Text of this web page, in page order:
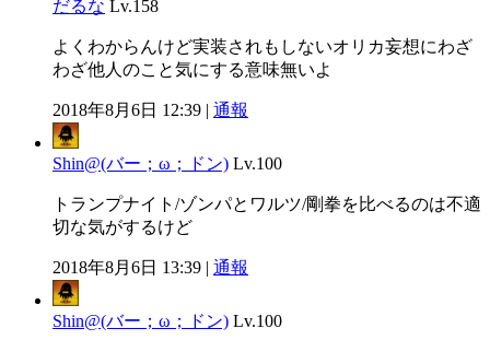
だるな Lv.158
よくわからんけど実装されもしないオリカ妄想にわざ
わざ他人のこと気にする意味無いよ
2018年8月6日 12:39 | 通報
Shin@(バー；ω；ドン) Lv.100
トランプナイト/ゾンパとワルツ/剛拳を比べるのは不適
切な気がするけど
2018年8月6日 13:39 | 通報
Shin@(バー；ω；ドン) Lv.100